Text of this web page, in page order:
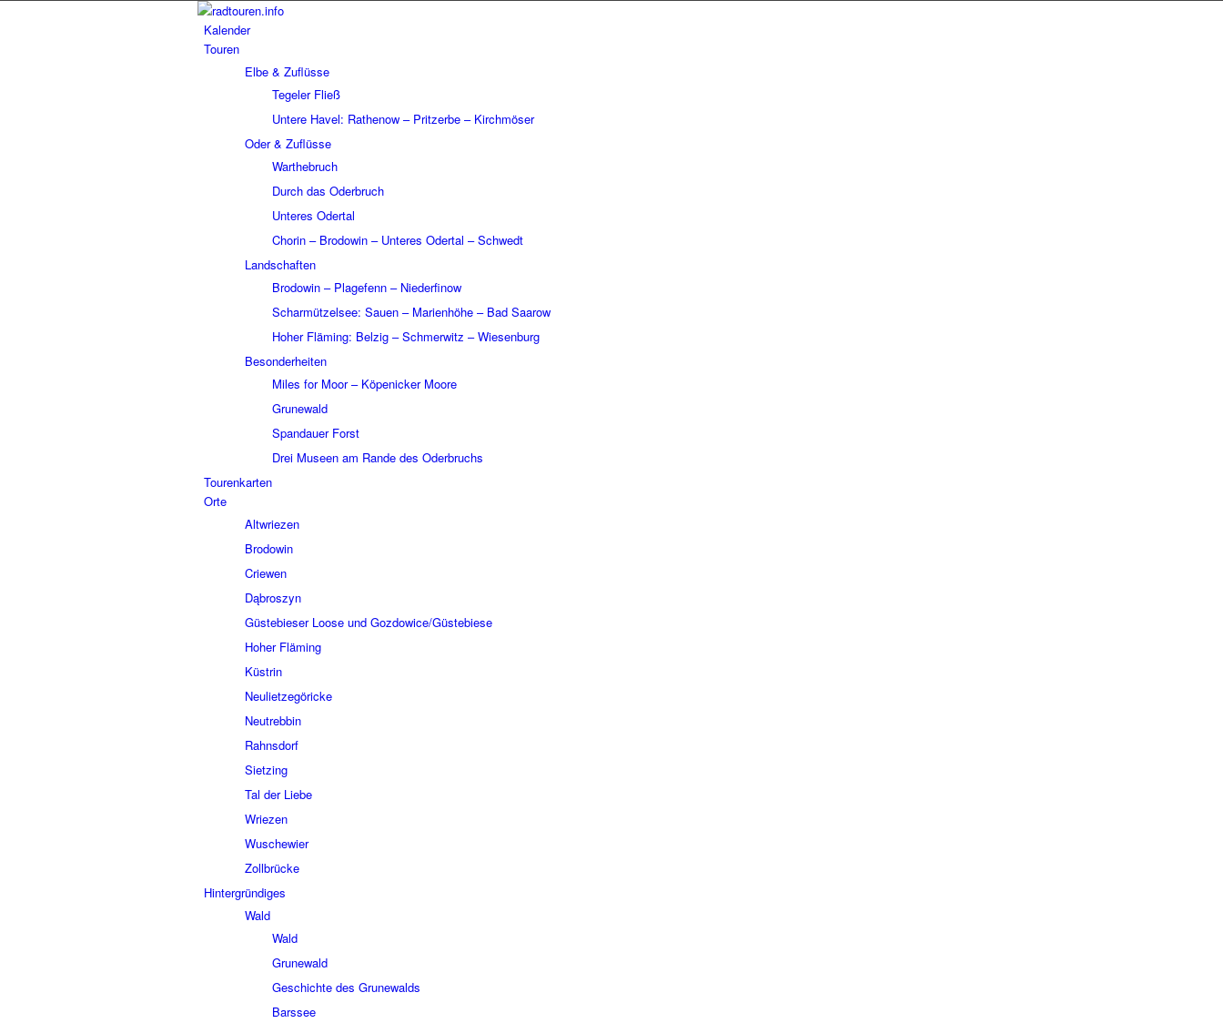
Kalen­der
Touren
Elbe & Zuflüsse
Tege­ler Fließ
Untere Havel: Rathe­now – Prit­zerbe – Kirch­mö­ser
Oder & Zuflüsse
Wart­he­bruch
Durch das Oder­bruch
Unte­res Oder­tal
Chorin – Brodo­win – Unte­res Oder­tal – Schwedt
Land­schaf­ten
Brodo­win – Plage­fenn – Nieder­fi­now
Schar­müt­zel­see: Sauen – Mari­en­höhe – Bad Saarow
Hoher Fläming: Belzig – Schmer­witz – Wiesen­burg
Beson­der­hei­ten
Miles for Moor – Köpe­nicker Moore
Grune­wald
Span­dauer Forst
Drei Museen am Rande des Oder­bruchs
Touren­kar­ten
Orte
Altwrie­zen
Brodo­win
Crie­wen
Dąbros­zyn
Güste­bie­ser Loose und Gozdowice/Güstebiese
Hoher Fläming
Küstrin
Neuliet­ze­gö­ricke
Neutreb­bin
Rahns­dorf
Siet­zing
Tal der Liebe
Wrie­zen
Wusche­wier
Zoll­brücke
Hinter­grün­di­ges
Wald
Wald
Grune­wald
Geschichte des Grune­walds
Bars­see